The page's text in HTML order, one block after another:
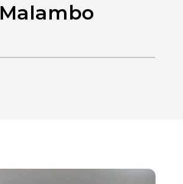
Malambo